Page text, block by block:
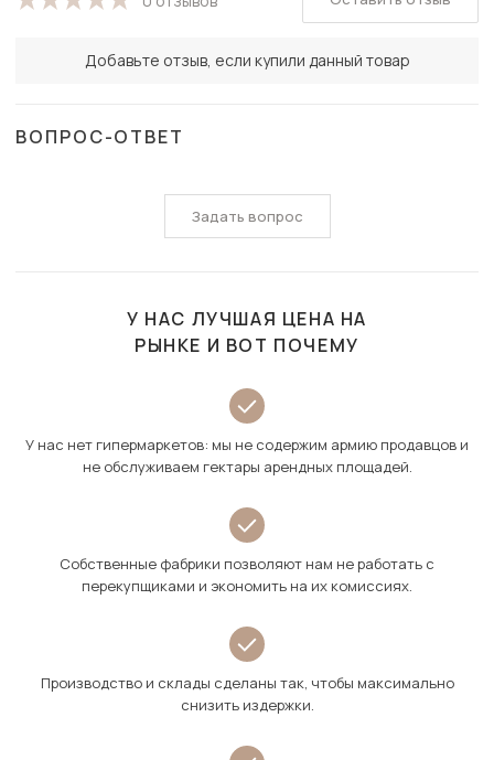
Добавьте отзыв, если купили данный товар
ВОПРОС-ОТВЕТ
Задать вопрос
У НАС ЛУЧШАЯ ЦЕНА НА
РЫНКЕ И ВОТ ПОЧЕМУ
У нас нет гипермаркетов: мы не содержим армию продавцов и
не обслуживаем гектары арендных площадей.
Собственные фабрики позволяют нам не работать с
перекупщиками и экономить на их комиссиях.
Производство и склады сделаны так, чтобы максимально
снизить издержки.